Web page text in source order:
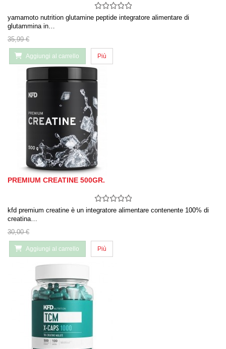
yamamoto nutrition glutamine peptide integratore alimentare di
glutammina in…
35,99 €
Aggiungi al carrello Più
PREMIUM CREATINE 500GR.
kfd premium creatine è un integratore alimentare contenente 100% di
creatina…
30,00 €
Aggiungi al carrello Più